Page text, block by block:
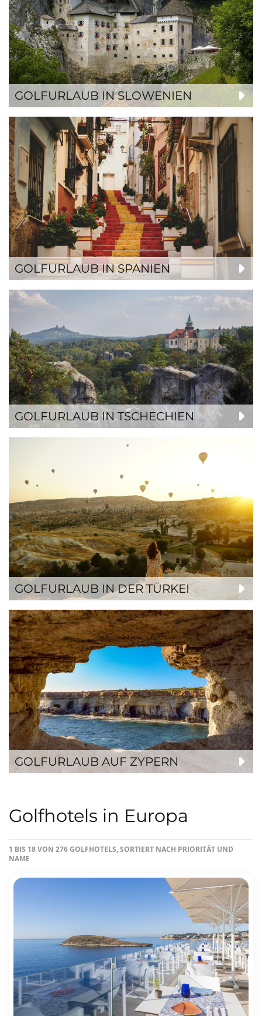
GOLFURLAUB IN SLOWENIEN
GOLFURLAUB IN SPANIEN
GOLFURLAUB IN TSCHECHIEN
GOLFURLAUB IN DER TÜRKEI
GOLFURLAUB AUF ZYPERN
Golfhotels in Europa
1 BIS 18 VON 276 GOLFHOTELS, SORTIERT NACH PRIORITÄT UND
NAME